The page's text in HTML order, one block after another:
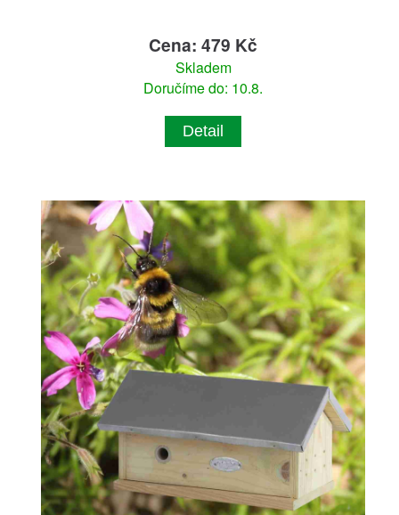
Cena: 479 Kč
Skladem
Doručíme do: 10.8.
Detail